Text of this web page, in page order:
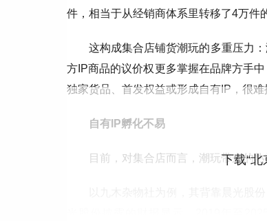
件，相当于从经销商体系里转移了4万件
这构成集合店铺货潮玩的多重压力
方IP商品的议价权更多掌握在品牌方手
独家货品、首发权益或形成自有IP，很
自有IP孵化不易
目前，对集合店而言，潮玩带来的
下载“